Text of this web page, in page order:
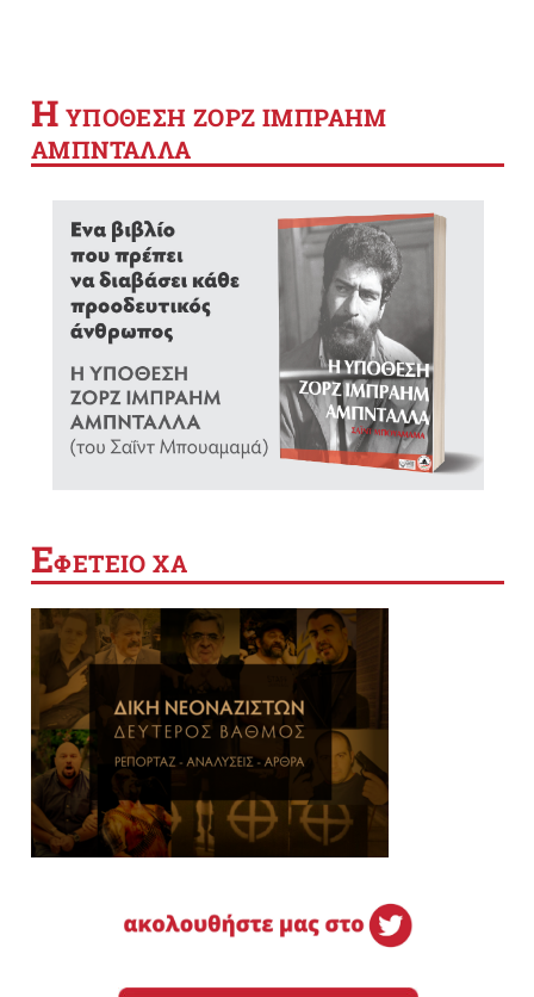
Η YΠΟΘΕΣΗ ΖΟΡΖ ΙΜΠΡΑΗΜ
ΑΜΠΝΤΑΛΛΑ
ΕΦΕΤΕΙΟ ΧΑ